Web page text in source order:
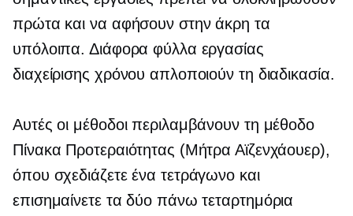
πρώτα και να αφήσουν στην άκρη τα
υπόλοιπα. Διάφορα φύλλα εργασίας
διαχείρισης χρόνου απλοποιούν τη διαδικασία.
Αυτές οι μέθοδοι περιλαμβάνουν τη μέθοδο
Πίνακα Προτεραιότητας (Μήτρα Αϊζενχάουερ),
όπου σχεδιάζετε ένα τετράγωνο και
επισημαίνετε τα δύο πάνω τεταρτημόρια